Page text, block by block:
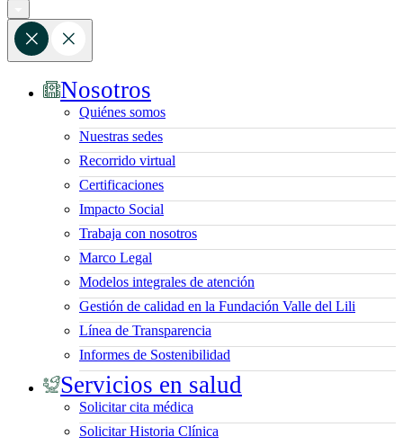
Nosotros
Quiénes somos
Nuestras sedes
Recorrido virtual
Certificaciones
Impacto Social
Trabaja con nosotros
Marco Legal
Modelos integrales de atención
Gestión de calidad en la Fundación Valle del Lili
Línea de Transparencia
Informes de Sostenibilidad
Servicios en salud
Solicitar cita médica
Solicitar Historia Clínica